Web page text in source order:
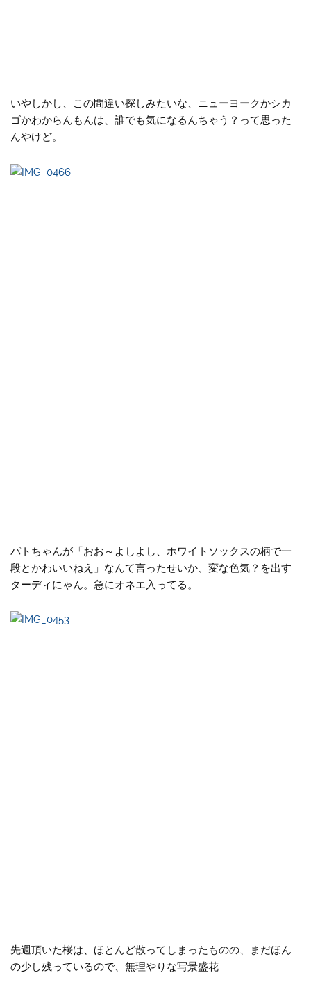
いやしかし、この間違い探しみたいな、ニューヨークかシカ
ゴかわからんもんは、誰でも気になるんちゃう？って思った
んやけど。
パトちゃんが「おお～よしよし、ホワイトソックスの柄で一
段とかわいいねえ」なんて言ったせいか、変な色気？を出す
ターディにゃん。急にオネエ入ってる。
先週頂いた桜は、ほとんど散ってしまったものの、まだほん
の少し残っているので、無理やりな写景盛花